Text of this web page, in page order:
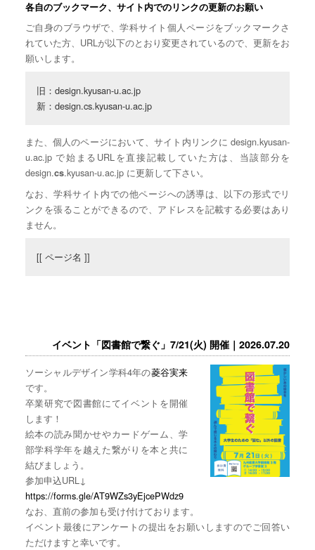
各自のブックマーク、サイト内でのリンクの更新のお願い
ご自身のブラウザで、学科サイト個人ページをブックマークさ
れていた方、URLが以下のとおり変更されているので、更新をお
願いします。
旧：design.kyusan-u.ac.jp
新：design.cs.kyusan-u.ac.jp
また、個人のページにおいて、サイト内リンクに design.kyusan-
u.ac.jp で始まるURLを直接記載していた方は、当該部分を
design.cs.kyusan-u.ac.jp に更新して下さい。
なお、学科サイト内での他ページへの誘導は、以下の形式でリ
ンクを張ることができるので、アドレスを記載する必要はあり
ません。
[[ ページ名 ]]
イベント「図書館で繋ぐ」7/21(火) 開催｜2026.07.20
ソーシャルデザイン学科4年の菱谷実来
です。
卒業研究で図書館にてイベントを開催
します！
絵本の読み聞かせやカードゲーム、学
部学科学年を越えた繋がりを本と共に
結びましょう。
参加申込URL↓
https://forms.gle/AT9WZs3yEjcePWdz9
なお、直前の参加も受け付けております。
イベント最後にアンケートの提出をお願いしますのでご回答い
ただけますと幸いです。